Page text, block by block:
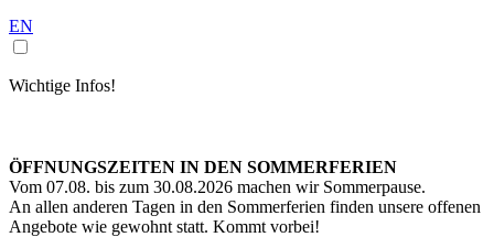
EN
Wichtige Infos!
ÖFFNUNGSZEITEN IN DEN SOMMERFERIEN
Vom 07.08. bis zum 30.08.2026 machen wir Sommerpause.
An allen anderen Tagen in den Sommerferien finden unsere offenen
Angebote wie gewohnt statt. Kommt vorbei!